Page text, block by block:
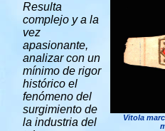
Vitola
Resulta
complejo y a la
vez
apasionante,
analizar con un
mínimo de rigor
histórico el
fenómeno del
surgimiento de
la industria del